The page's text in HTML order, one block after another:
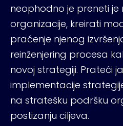
neophodno je preneti je
organizacije, kreirati
praćenje njenog
reinženjering procesa
novoj strategiji. Prateći
implementacije
na stratešku podršku
postizanju ciljeva.